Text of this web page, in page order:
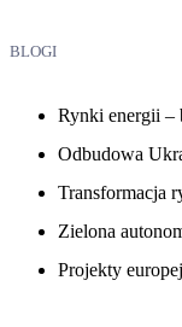
BLOGI
Rynki energii –
Odbudowa
Transformacja
Zielona
Projekty